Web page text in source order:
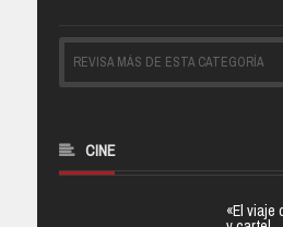
REVISA MÁS DE ESTA CATEGORÍA
CINE
«El viaje